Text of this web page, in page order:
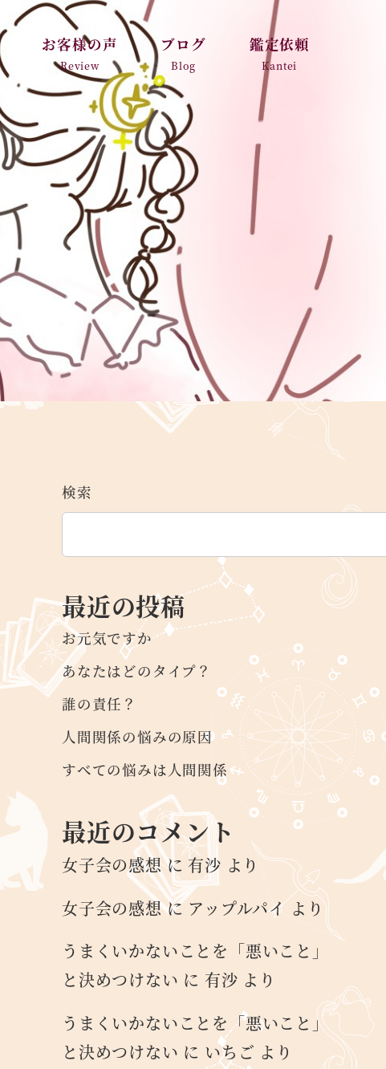
お客様の声
Review
ブログ
Blog
鑑定依頼
Kantei
検索
最近の投稿
お元気ですか
あなたはどのタイプ？
誰の責任？
人間関係の悩みの原因
すべての悩みは人間関係
最近のコメント
女子会の感想に 有沙 より
女子会の感想にアップルパイ より
うまくいかないことを「悪いこと」
と決めつけない に 有沙 より
うまくいかないことを「悪いこと」
と決めつけない に いちご より